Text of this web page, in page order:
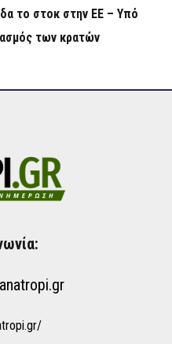
το στοκ στην ΕΕ – Υπό
των κρατών